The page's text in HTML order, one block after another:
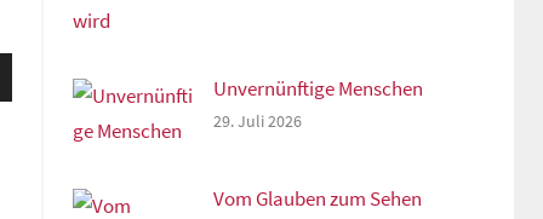
Unvernünftige Menschen
29. Juli 2026
Vom Glauben zum Sehen